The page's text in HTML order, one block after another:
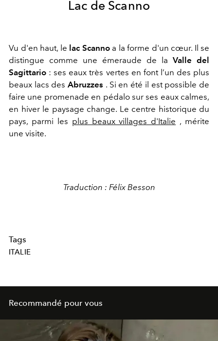
Lac de Scanno
Vu d'en haut, le lac Scannoa la forme d'un cœur. Il se
distingue comme une émeraude de la Valle del
Sagittario : ses eaux très vertes en font l’un des plus
beaux lacs desAbruzzes . Si en été il est possible de
faire une promenade en pédalo sur ses eaux calmes,
en hiver le paysage change. Le centre historique du
pays, parmi les plus beaux villages d'Italie , mérite
une visite.
Traduction : Félix Besson
Tags
ITALIE
Recommandé pour vous